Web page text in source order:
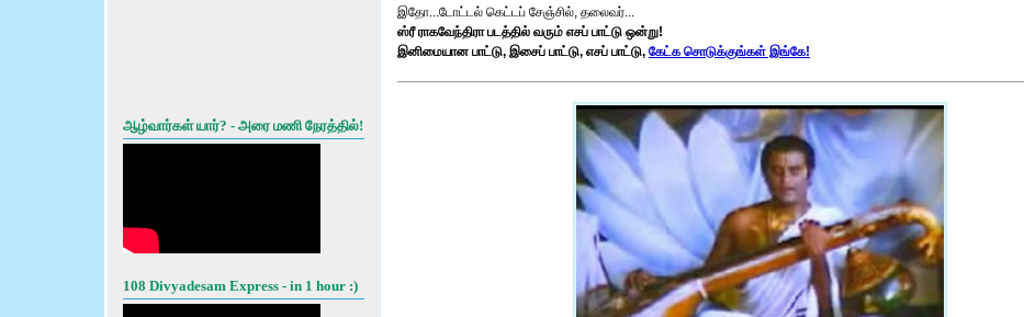
ஆழ்வார்கள் யார்? - அரை மணி நேரத்தில்!
108 Divyadesam Express - in 1 hour :)
இதோ...டோட்டல் கெட்டப் சேஞ்சில், தலைவர்...
ஸ்ரீ ராகவேந்திரா படத்தில் வரும் எசப் பாட்டு ஒன்று!
இனிமையான பாட்டு, இசைப் பாட்டு, எசப் பாட்டு, கேட்க சொடுக்குங்கள் இங்கே!